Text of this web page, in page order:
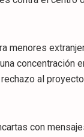
menores
concentración
al
con